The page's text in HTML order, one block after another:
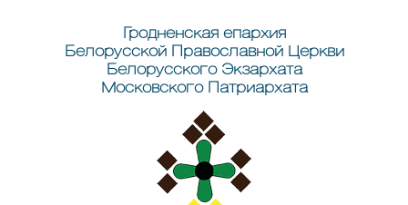
Гродненская епархия
Белорусской Православной Церкви
Белорусского Экзархата
Московского Патриархата